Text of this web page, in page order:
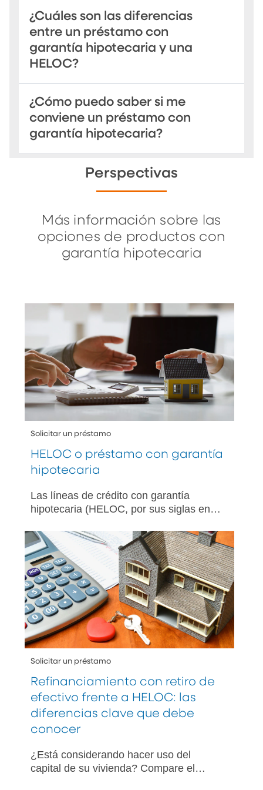
¿Cuáles son las diferencias
entre un préstamo con
garantía hipotecaria y una
HELOC?
¿Cómo puedo saber si me
conviene un préstamo con
garantía hipotecaria?
Perspectivas
Más información sobre las
opciones de productos con
garantía hipotecaria
Solicitar un préstamo
HELOC o préstamo con garantía
hipotecaria
Las líneas de crédito con garantía
hipotecaria (HELOC, por sus siglas en
hipotecaria se parecen en cuanto a que
ambos ofrecen maneras de convertir su
crédito hipotecario en dinero en efectivo.
Pero estas dos herramientas financieras
no son iguales.
Solicitar un préstamo
Refinanciamiento con retiro de
efectivo frente a HELOC: las
diferencias clave que debe
conocer
¿Está considerando hacer uso del
capital de su vivienda? Compare el